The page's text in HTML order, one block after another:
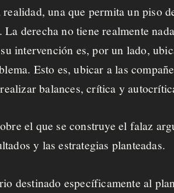
una que permita un piso
derecha no tiene realmente
intervención es, por un lado,
Esto es, ubicar a las
balances, crítica y
el que se construye el falaz
y las estrategias planteadas.
destinado específicamente al